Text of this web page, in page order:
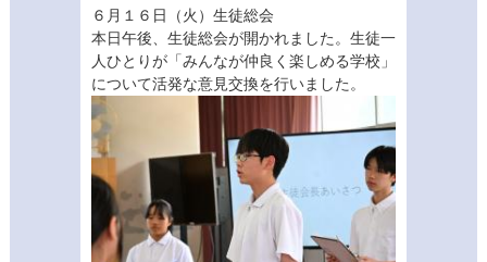
６月１６日（火）生徒総会
本日午後、生徒総会が開かれました。生徒一
人ひとりが「みんなが仲良く楽しめる学校」
について活発な意見交換を行いました。